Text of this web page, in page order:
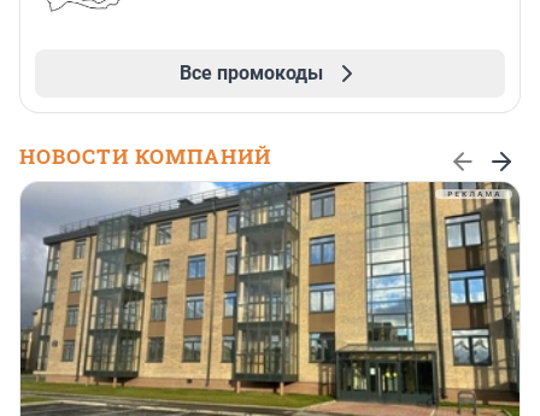
Все промокоды
НОВОСТИ КОМПАНИЙ